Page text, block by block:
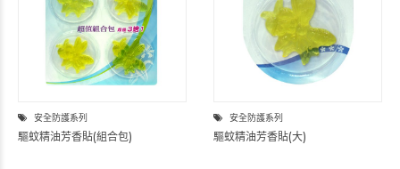
安全防護系列
驅蚊精油芳香貼(組合包)
安全防護系列
驅蚊精油芳香貼(大)